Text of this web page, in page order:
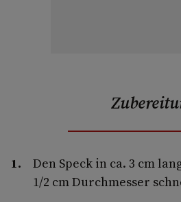
Den Speck in ca. 3 cm
1/2 cm Durchmesser